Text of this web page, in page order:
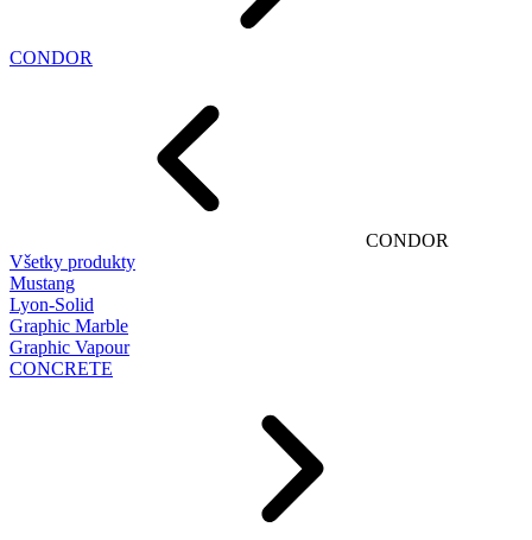
CONDOR
CONDOR
Všetky produkty
Mustang
Lyon-Solid
Graphic Marble
Graphic Vapour
CONCRETE